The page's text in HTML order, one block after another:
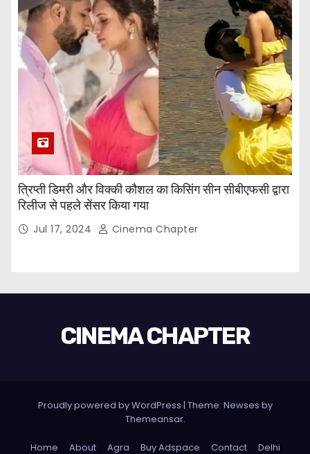
त्रिप्ती डिमरी और विक्की कौशल का किसिंग सीन सीबीएफसी द्वारा
रिलीज से पहले सेंसर किया गया
Jul 17, 2024 Cinema Chapter
CINEMA CHAPTER
Proudly powered by WordPress | Theme: Newses by
Themeansar.
Home About Agra Buy Adspace Contact Delhi